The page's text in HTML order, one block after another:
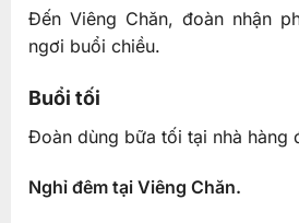
Đến Viêng Chăn, đoàn nhận
ngơi buổi chiều.
Buổi tối
Đoàn dùng bữa tối tại nhà hàng
Nghỉ đêm tại Viêng Chăn.